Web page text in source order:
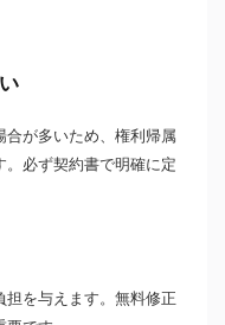
が多いため、権利帰属
。必ず契約書で明確に定
を与えます。無料修正